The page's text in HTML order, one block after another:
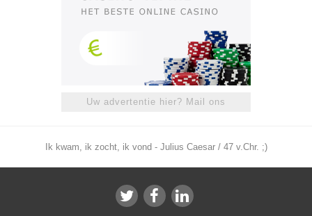
Uw advertentie hier? Mail ons
Ik kwam, ik zocht, ik vond - Julius Caesar / 47 v.Chr. ;)